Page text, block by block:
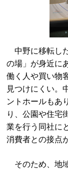
中野に移転し
の場」が身近に
働く人や買い物
見つけにくい。
ントホールもあ
り、公園や住宅
業を行う同社に
消費者との接点
そのため、地